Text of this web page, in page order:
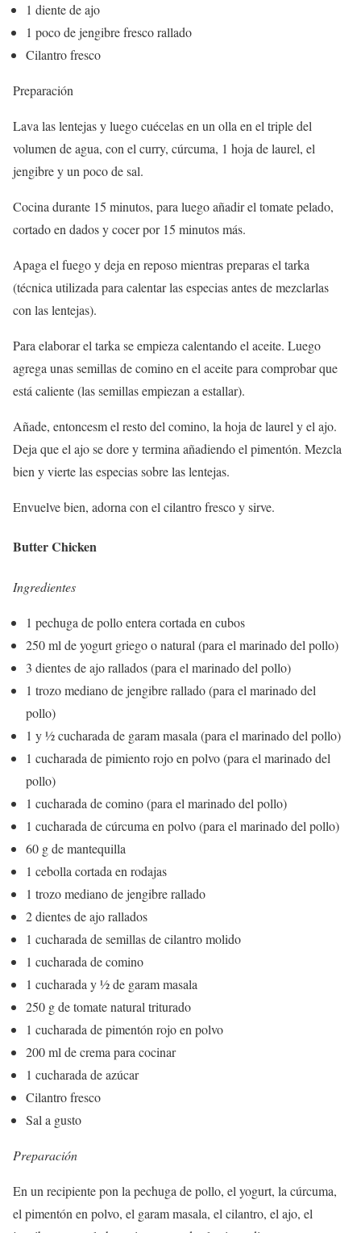
1 diente de ajo
1 poco de jengibre fresco rallado
Cilantro fresco
Preparación
Lava las lentejas y luego cuécelas en un olla en el triple del
volumen de agua, con el curry, cúrcuma, 1 hoja de laurel, el
jengibre y un poco de sal.
Cocina durante 15 minutos, para luego añadir el tomate pelado,
cortado en dados y cocer por 15 minutos más.
Apaga el fuego y deja en reposo mientras preparas el tarka
(técnica utilizada para calentar las especias antes de mezclarlas
con las lentejas).
Para elaborar el tarka se empieza calentando el aceite. Luego
agrega unas semillas de comino en el aceite para comprobar que
está caliente (las semillas empiezan a estallar).
Añade, entoncesm el resto del comino, la hoja de laurel y el ajo.
Deja que el ajo se dore y termina añadiendo el pimentón. Mezcla
bien y vierte las especias sobre las lentejas.
Envuelve bien, adorna con el cilantro fresco y sirve.
Butter Chicken
Ingredientes
1 pechuga de pollo entera cortada en cubos
250 ml de yogurt griego o natural (para el marinado del pollo)
3 dientes de ajo rallados (para el marinado del pollo)
1 trozo mediano de jengibre rallado (para el marinado del
pollo)
1 y ½ cucharada de garam masala (para el marinado del pollo)
1 cucharada de pimiento rojo en polvo (para el marinado del
pollo)
1 cucharada de comino (para el marinado del pollo)
1 cucharada de cúrcuma en polvo (para el marinado del pollo)
60 g de mantequilla
1 cebolla cortada en rodajas
1 trozo mediano de jengibre rallado
2 dientes de ajo rallados
1 cucharada de semillas de cilantro molido
1 cucharada de comino
1 cucharada y ½ de garam masala
250 g de tomate natural triturado
1 cucharada de pimentón rojo en polvo
200 ml de crema para cocinar
1 cucharada de azúcar
Cilantro fresco
Sal a gusto
Preparación
En un recipiente pon la pechuga de pollo, el yogurt, la cúrcuma,
el pimentón en polvo, el garam masala, el cilantro, el ajo, el